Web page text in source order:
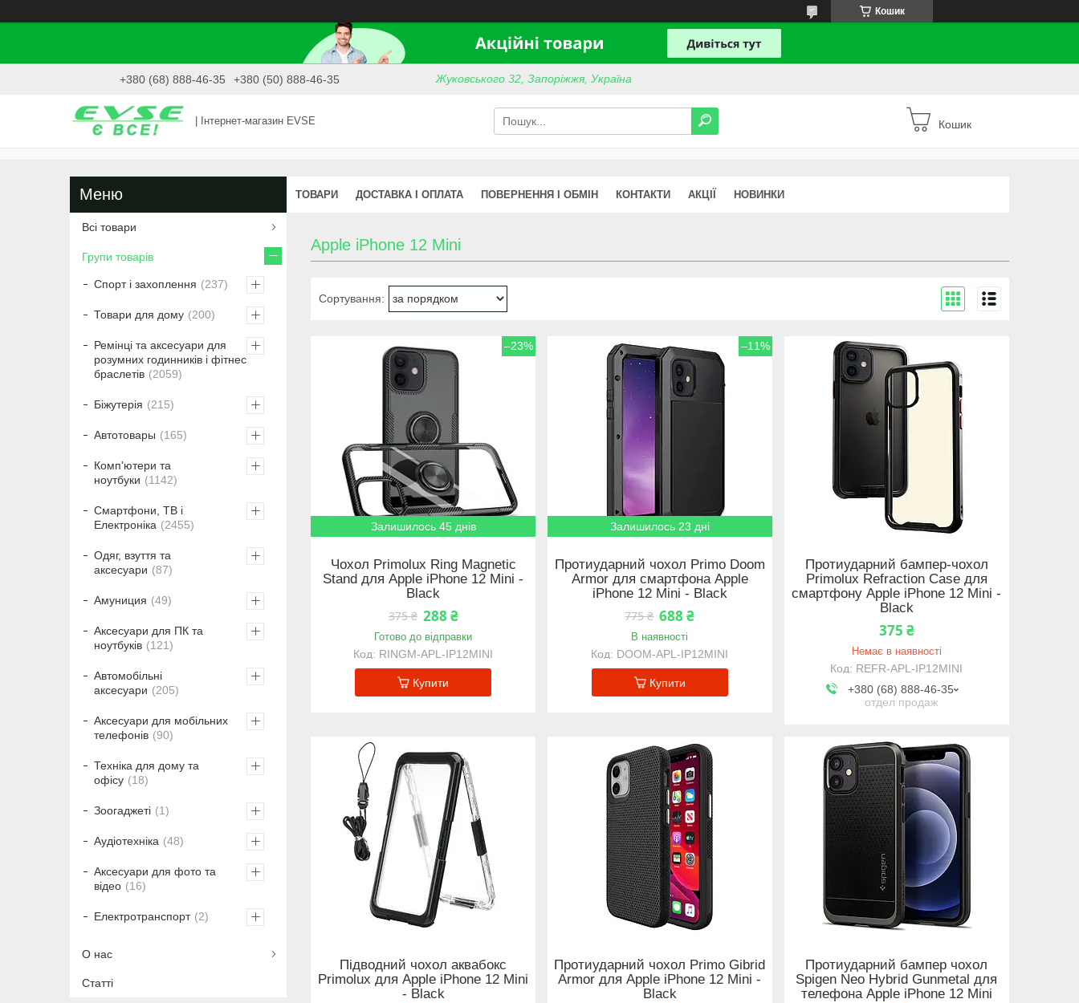
Кошик
+380 (68) 888-46-35 +380 (50) 888-46-35 Жуковського 32, Запоріжжя, Україна
| Інтернет-магазин EVSE Кошик
ТОВАРИ ДОСТАВКА І ОПЛАТА ПОВЕРНЕННЯ І ОБМІН КОНТАКТИ АКЦІЇ НОВИНКИ
Apple iPhone 12 Mini
–23%
Залишилось 45 днів
Чохол Primolux Ring Magnetic
Stand для Apple iPhone 12 Mini -
Black
375 ₴ 288 ₴
Готово до відправки
RINGM-APL-IP12MINI
Купити
–11%
Залишилось 23 дні
Протиударний чохол Primo Doom
Armor для смартфона Apple
iPhone 12 Mini - Black
775 ₴ 688 ₴
В наявності
DOOM-APL-IP12MINI
Купити
Протиударний бампер-чохол
Primolux Refraction Case для
смартфону Apple iPhone 12 Mini -
Black
375 ₴
Немає в наявності
REFR-APL-IP12MINI
+380 (68) 888-46-35
отдел продаж
Підводний чохол аквабокс
Primolux для Apple iPhone 12 Mini
- Black
Протиударний чохол Primo Gibrid
Armor для Apple iPhone 12 Mini -
Black
Протиударний бампер чохол
Spigen Neo Hybrid Gunmetal для
телефона Apple iPhone 12 Mini
Всі товари
Групи товарів
Спорт і захоплення 237
Товари для дому 200
Ремінці та аксесуари для
розумних годинників і фітнес
браслетів
2059
Біжутерія 215
Автотовары 165
Комп'ютери та
ноутбуки
1142
Смартфони, ТВ і
Електроніка
2455
Одяг, взуття та
аксесуари
87
Амуниция 49
Аксесуари для ПК та
ноутбуків
121
Автомобільні
аксесуари
205
Аксесуари для мобільних
телефонів
90
Техніка для дому та
офісу
18
Зоогаджеті 1
Аудіотехніка 48
Аксесуари для фото та
відео
16
Електротранспорт 2
О нас
Статті